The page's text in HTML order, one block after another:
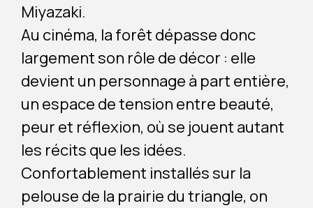
Miyazaki.
Au cinéma, la forêt dépasse donc
largement son rôle de décor : elle
devient un personnage à part entière,
un espace de tension entre beauté,
peur et réflexion, où se jouent autant
les récits que les idées.
Confortablement installés sur la
pelouse de la prairie du triangle, on